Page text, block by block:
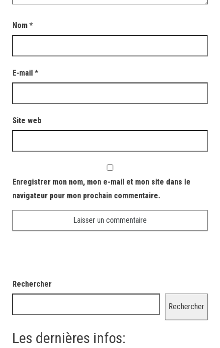
Nom *
E-mail *
Site web
Enregistrer mon nom, mon e-mail et mon site dans le
navigateur pour mon prochain commentaire.
Rechercher
Rechercher
Les dernières infos: